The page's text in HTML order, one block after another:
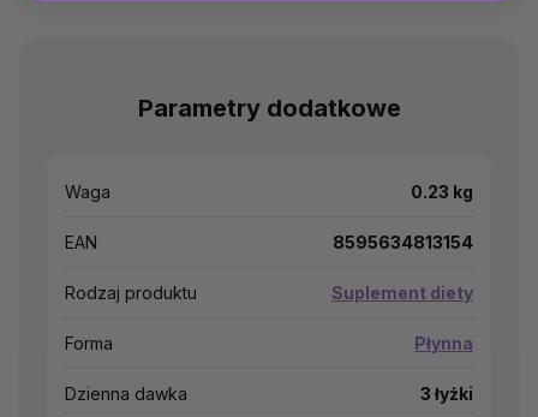
Parametry dodatkowe
Waga 0.23 kg
EAN 8595634813154
Rodzaj produktu Suplement diety
Forma Płynna
Dzienna dawka 3 łyżki